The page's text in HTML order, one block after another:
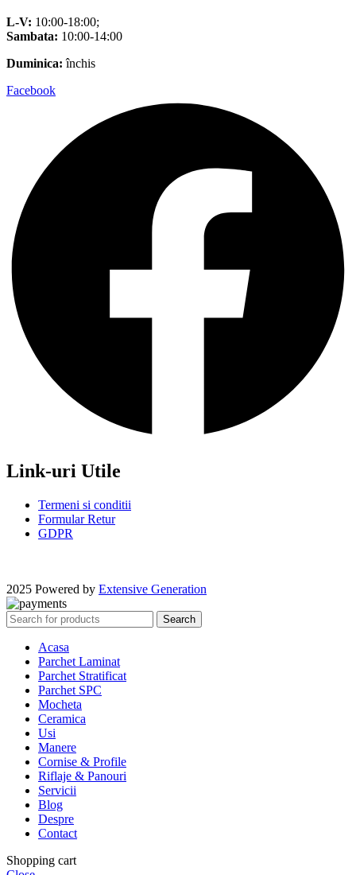
L-V: 10:00-18:00;
Sambata: 10:00-14:00
Duminica: închis
Facebook
Link-uri Utile
Termeni si conditii
Formular Retur
GDPR
2025 Powered by Extensive Generation
Search
Acasa
Parchet Laminat
Parchet Stratificat
Parchet SPC
Mocheta
Ceramica
Usi
Manere
Cornise & Profile
Riflaje & Panouri
Servicii
Blog
Despre
Contact
Shopping cart